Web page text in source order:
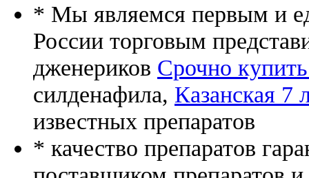
* Мы являемся первым и
России торговым
дженериков Срочно
силденафила, Казанская 7
известных препаратов
* качество препаратов